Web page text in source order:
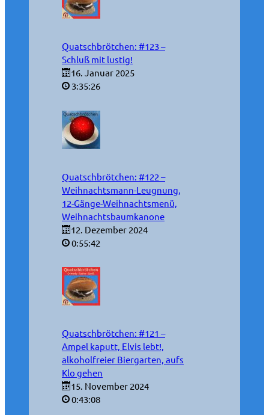
Quatschbrötchen: #123 –
Schluß mit lustig!
16. Januar 2025
3:35:26
Quatschbrötchen: #122 –
Weihnachtsmann-Leugnung,
12-Gänge-Weihnachtsmenü,
Weihnachtsbaumkanone
12. Dezember 2024
0:55:42
Quatschbrötchen: #121 –
Ampel kaputt, Elvis lebt!,
alkoholfreier Biergarten, aufs
Klo gehen
15. November 2024
0:43:08